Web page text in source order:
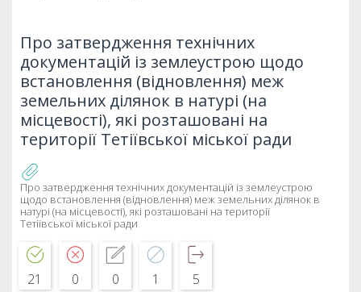
Про затвердження технічних
документацій із землеустрою щодо
встановлення (відновлення) меж
земельних ділянок в натурі (на
місцевості), які розташовані на
території Тетіївської міської ради
Про затвердження технічних документацій із землеустрою
щодо встановлення (відновлення) меж земельних ділянок в
натурі (на місцевості), які розташовані на території
Тетіївської міської ради
21 0 0 1 5